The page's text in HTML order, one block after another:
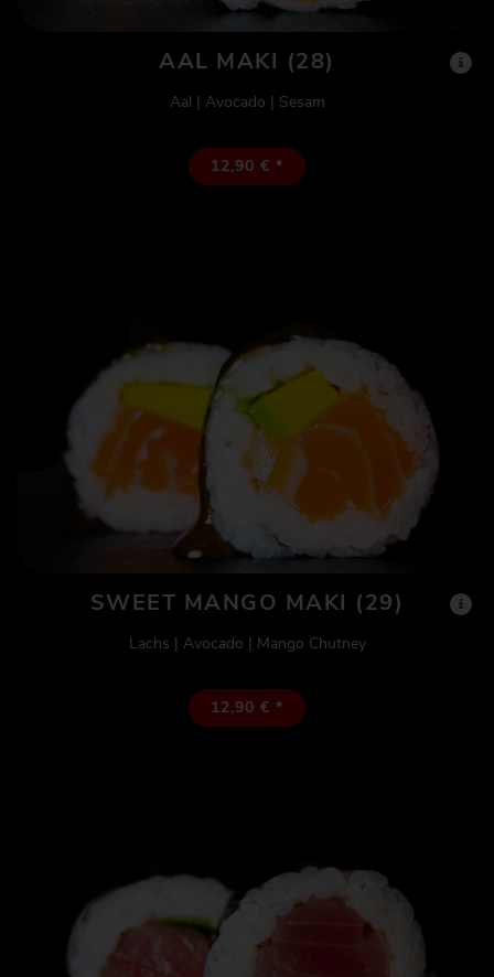
AAL MAKI (28)
Aal | Avocado | Sesam
12,90 € *
SWEET MANGO MAKI (29)
Lachs | Avocado | Mango Chutney
12,90 € *